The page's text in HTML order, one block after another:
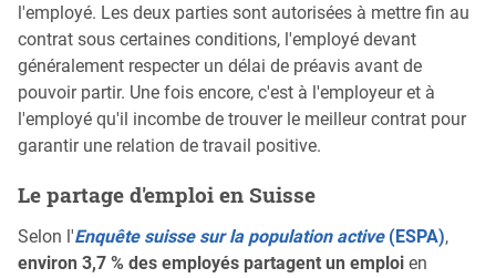
l'employé. Les deux parties sont autorisées à mettre fin au
contrat sous certaines conditions, l'employé devant
généralement respecter un délai de préavis avant de
pouvoir partir. Une fois encore, c'est à l'employeur et à
l'employé qu'il incombe de trouver le meilleur contrat pour
garantir une relation de travail positive.
Le partage d'emploi en Suisse
Selon l'Enquête suisse sur la population active(ESPA),
environ 3,7 % des employés partagent un emploi en